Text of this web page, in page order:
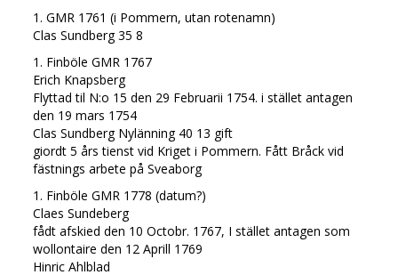
1. GMR 1761 (i Pommern, utan rotenamn)
Clas Sundberg 35 8
1. Finböle GMR 1767
Erich Knapsberg
Flyttad til N:o 15 den 29 Februarii 1754. i stället antagen
den 19 mars 1754
Clas Sundberg Nylänning 40 13 gift
giordt 5 års tienst vid Kriget i Pommern. Fått Bråck vid
fästnings arbete på Sveaborg
1. Finböle GMR 1778 (datum?)
Claes Sundeberg
fådt afskied den 10 Octobr. 1767, I stället antagen som
wollontaire den 12 Aprill 1769
Hinric Ahlblad